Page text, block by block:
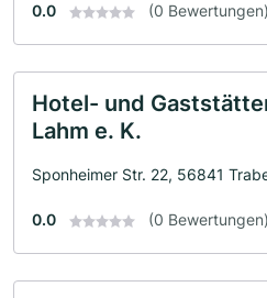
0.0 (0 Bewertungen)
Hotel- und
Lahm e. K.
Sponheimer Str. 22, 56841
0.0 (0 Bewertungen)